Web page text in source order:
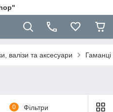
валізи та аксесуари Гаманці
0 Фільтри